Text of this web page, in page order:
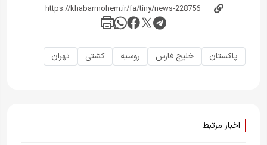
پاکستان خلیج فارس روسیه کشتی تهران
اخبار مرتبط